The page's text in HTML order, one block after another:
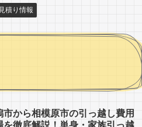
積り情報
市から相模原市の引っ越し費用
を徹底解説！単身・家族引っ越